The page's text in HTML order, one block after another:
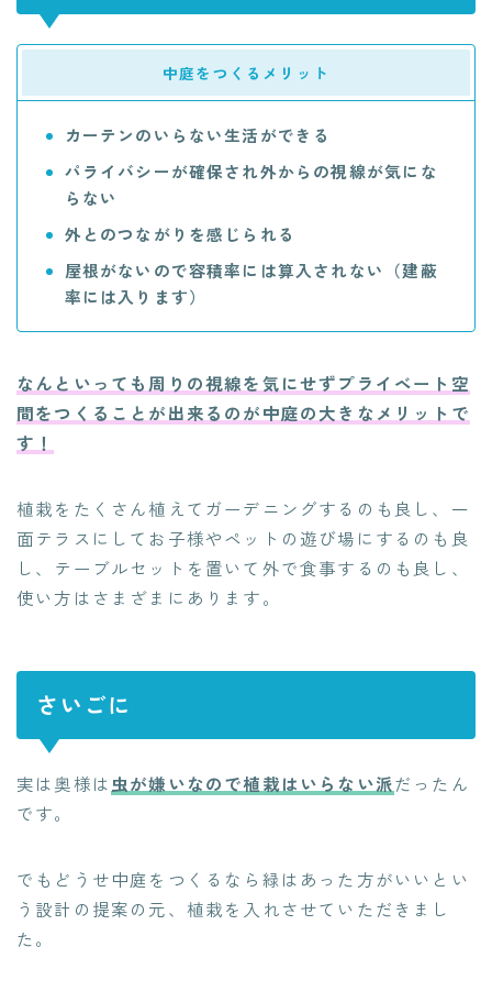
中庭をつくるメリット
カーテンのいらない生活ができる
パライバシーが確保され外からの視線が気にな
らない
外とのつながりを感じられる
屋根がないので容積率には算入されない（建蔽
率には入ります）
なんといっても周りの視線を気にせずプライベート空
間をつくることが出来るのが中庭の大きなメリットで
す！
植栽をたくさん植えてガーデニングするのも良し、一
面テラスにしてお子様やペットの遊び場にするのも良
し、テーブルセットを置いて外で食事するのも良し、
使い方はさまざまにあります。
さいごに
実は奥様は 虫が嫌いなので植栽はいらない派だったん
です。
でもどうせ中庭をつくるなら緑はあった方がいいとい
う設計の提案の元、植栽を入れさせていただきまし
た。